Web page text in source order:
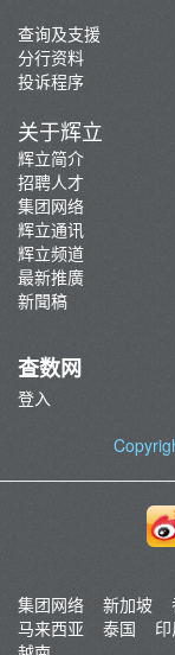
查询及支援
分行资料
投诉程序
关于辉立
辉立简介
招聘人才
集团网络
辉立通讯
辉立频道
最新推廣
新聞稿
查数网
登入
集团网络 新加坡
马来西亚
泰国